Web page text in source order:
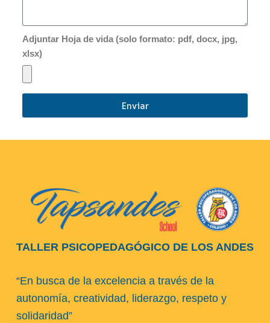
Adjuntar Hoja de vida (solo formato: pdf, docx, jpg,
xlsx)
Enviar
TALLER PSICOPEDAGÓGICO DE LOS ANDES
“En busca de la excelencia a través de la
autonomía, creatividad, liderazgo, respeto y
solidaridad”